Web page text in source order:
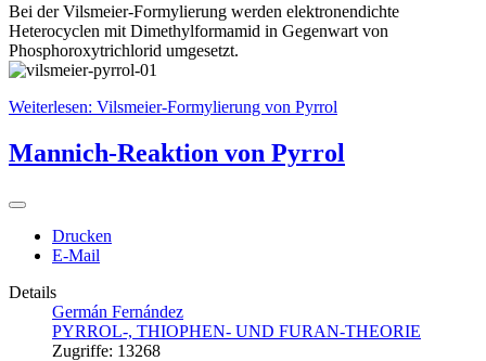
Bei der Vilsmeier-Formylierung werden elektronendichte
Heterocyclen mit Dimethylformamid in Gegenwart von
Phosphoroxytrichlorid umgesetzt.
Weiterlesen: Vilsmeier-Formylierung von Pyrrol
Mannich-Reaktion von Pyrrol
Drucken
E-Mail
Details
Germán Fernández
PYRROL-, THIOPHEN- UND FURAN-THEORIE
Zugriffe: 13268